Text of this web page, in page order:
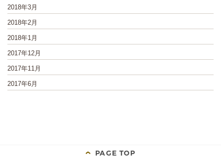
2018年3月
2018年2月
2018年1月
2017年12月
2017年11月
2017年6月
PAGE TOP